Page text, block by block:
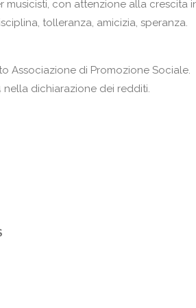
con attenzione alla
tolleranza, amicizia, speranza.
Associazione di Promozione Sociale.
nella dichiarazione dei redditi.